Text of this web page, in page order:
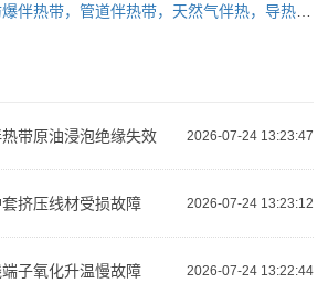
带，管道伴热带，天然气伴热，导热油伴热）[奥力申电气]
2026-07-24 13:23:47
带原油浸泡绝缘失效
2026-07-24 13:23:12
挤压线材受损故障
2026-07-24 13:22:44
子氧化升温慢故障